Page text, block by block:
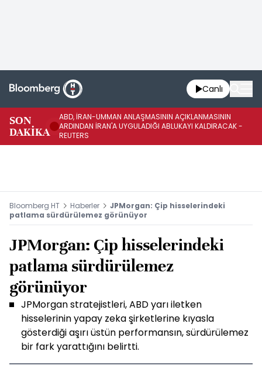
Canlı
SON
DAKİKA
ABD, İRAN-UMMAN ANLAŞMASININ AÇIKLANMASININ
ARDINDAN İRAN'A UYGULADIĞI ABLUKAYI KALDIRACAK -
REUTERS
Bloomberg HT Haberler
JPMorgan: Çip hisselerindeki
patlama sürdürülemez görünüyor
JPMorgan: Çip hisselerindeki
patlama sürdürülemez
görünüyor
JPMorgan stratejistleri, ABD yarı iletken
hisselerinin yapay zeka şirketlerine kıyasla
gösterdiği aşırı üstün performansın, sürdürülemez
bir fark yarattığını belirtti.